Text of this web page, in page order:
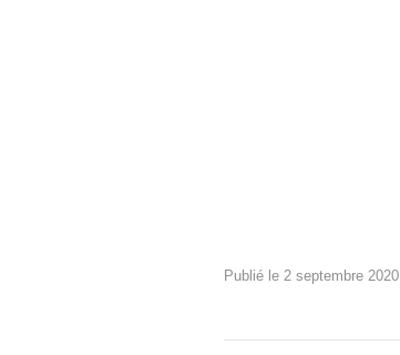
Publié le 2 septembre 2020